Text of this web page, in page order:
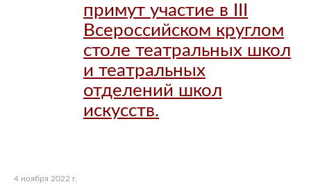
примут участие в III
Всероссийском круглом
столе театральных школ
и театральных
отделений школ
искусств.
4 ноября 2022 г.